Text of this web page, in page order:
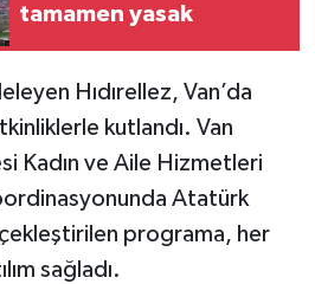
tamamen yasak
Hıdırellez, Van’da
kutlandı. Van
Kadın ve Aile Hizmetleri
Atatürk
programa, her
sağladı.